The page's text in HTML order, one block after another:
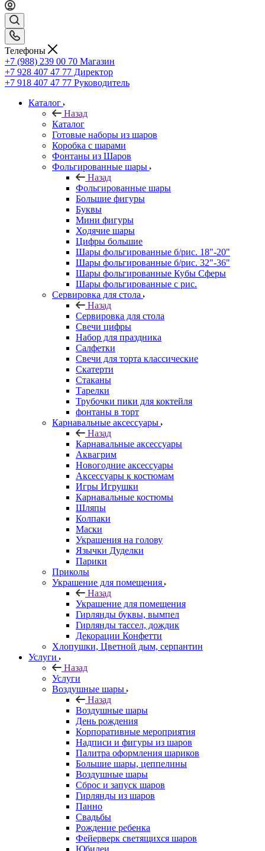
Телефоны
+7 (988) 239 00 70 Магазин
+7 928 407 47 77 Директор
+7 918 407 47 77 Руководитель
Каталог
Назад
Каталог
Готовые наборы из шаров
Коробка с шарами
Фонтаны из Шаров
Фольгированные шары
Назад
Фольгированные шары
Большие фигуры
Буквы
Мини фигуры
Ходячие шары
Цифры большие
Шары фольгированные б/рис. 18"-20"
Шары фольгированные б/рис. 32"-36"
Шары фольгированные Кубы Сферы
Шары фольгированные с рис.
Сервировка для стола
Назад
Сервировка для стола
Свечи цифры
Набор для праздника
Салфетки
Свечи для торта классические
Скатерти
Стаканы
Тарелки
Трубочки пики для коктейля
фонтаны в торт
Карнавальные аксессуары
Назад
Карнавальные аксессуары
Аквагрим
Новогодние аксессуары
Аксессуары к костюмам
Игры Игрушки
Карнавальные костюмы
Шляпы
Колпаки
Маски
Украшения на голову
Язычки Дуделки
Парики
Приколы
Украшение для помещения
Назад
Украшение для помещения
Гирлянды буквы, вымпел
Гирлянды тассел, дождик
Декорации Конфетти
Хлопушки, Цветной дым, серпантин
Услуги
Назад
Услуги
Воздушные шары
Назад
Воздушные шары
День рождения
Корпоративные мероприятия
Надписи и фигуры из шаров
Палитра оформления шариков
Большие шары, цеппелины
Воздушные шары
Сброс и запуск шаров
Гирлянды из шаров
Панно
Свадьбы
Рождение ребенка
Фейерверк светящихся шаров
Юбилеи